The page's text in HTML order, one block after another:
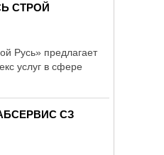
СТРОЙ
Русь» предлагает
услуг в сфере
СЗ